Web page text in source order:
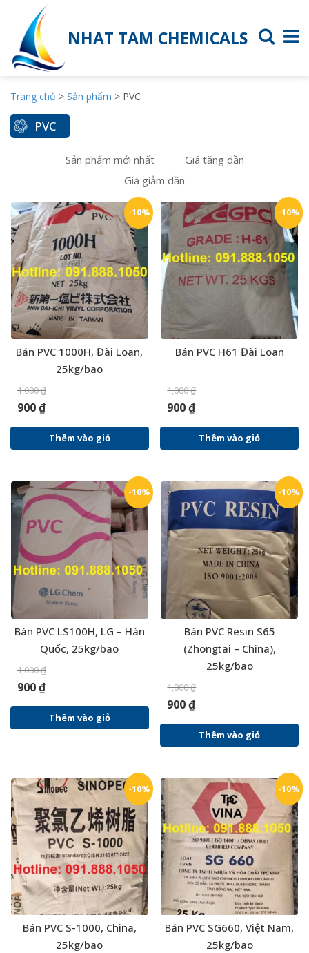
NHAT TAM CHEMICALS
Trang chủ > Sản phẩm > PVC
PVC
Sản phẩm mới nhất
Giá tăng dần
Giá giảm dần
-10%
Bán PVC 1000H, Đài Loan,
25kg/bao
1,000₫
900₫
Thêm vào giỏ
-10%
Bán PVC H61 Đài Loan
1,000₫
900₫
Thêm vào giỏ
-10%
Bán PVC LS100H, LG – Hàn
Quốc, 25kg/bao
1,000₫
900₫
Thêm vào giỏ
-10%
Bán PVC Resin S65
(Zhongtai – China),
25kg/bao
1,000₫
900₫
Thêm vào giỏ
-10%
Bán PVC S-1000, China,
25kg/bao
-10%
Bán PVC SG660, Việt Nam,
25kg/bao